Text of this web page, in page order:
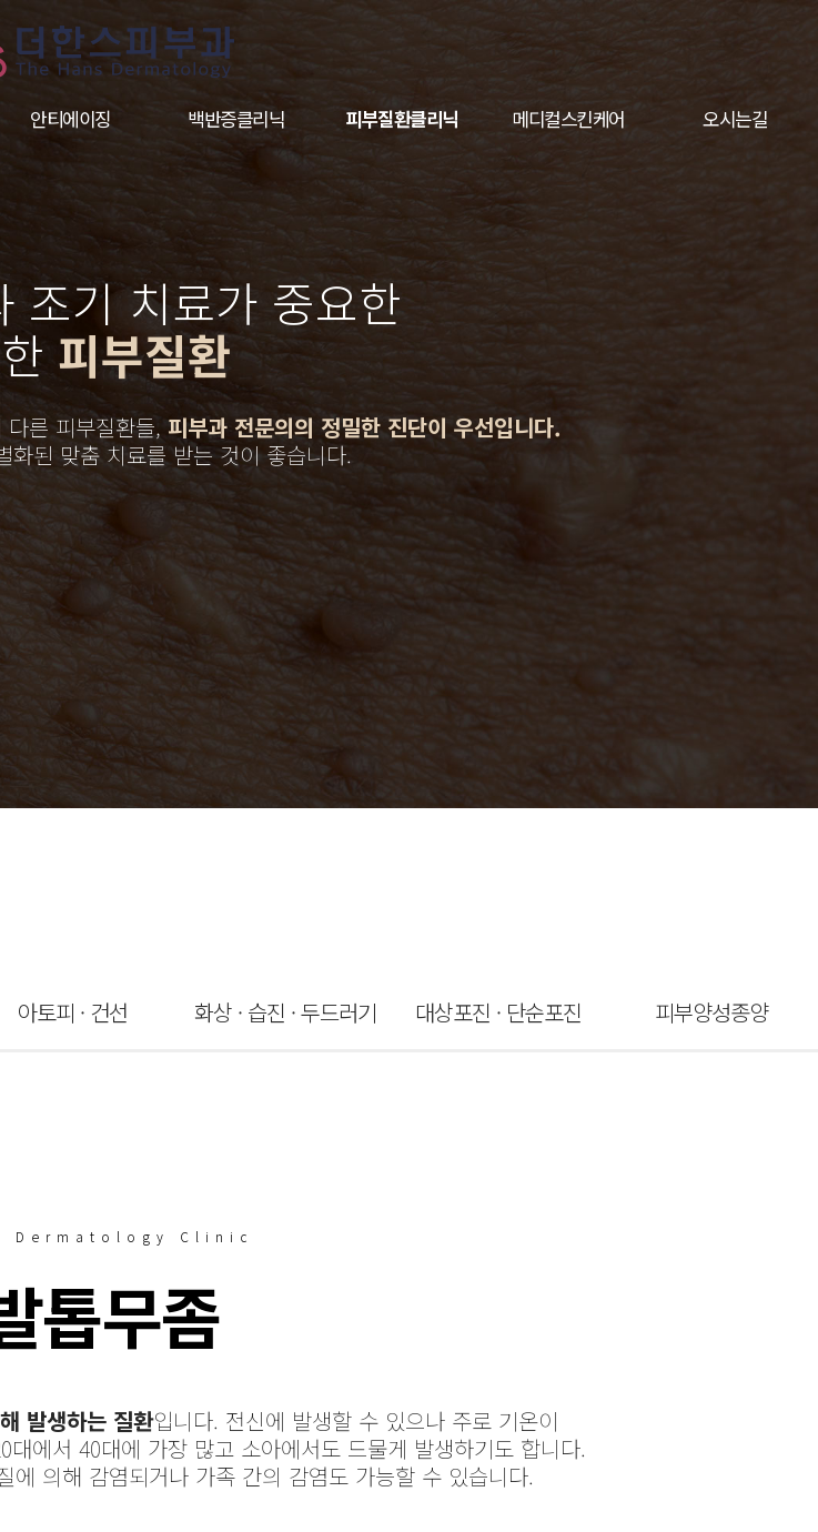
안티에이징 백반증클리닉 피부질환클리닉 메디컬스킨케어 오시는길
조기 치료가 중요한
피부질환
다른 피부질환들,피부과 전문의의 정밀한 진단이 우선입니다.
화된 맞춤 치료를 받는 것이 좋습니다.
아토피 · 건선 화상 · 습진 · 두드러기 대상포진 · 단순포진 피부양성종양
Dermatology Clinic
톱무좀
발생하는 질환입니다. 전신에 발생할 수 있으나 주로 기온이
에서 40대에 가장 많고 소아에서도 드물게 발생하기도 합니다.
에 의해 감염되거나 가족 간의 감염도 가능할 수 있습니다.